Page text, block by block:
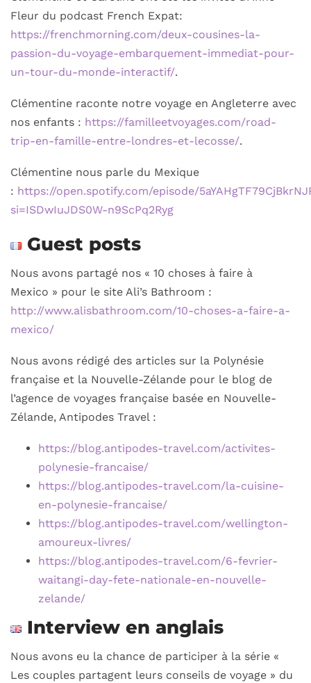
Fleur du podcast French Expat:
https://frenchmorning.com/deux-cousines-la-
passion-du-voyage-embarquement-immediat-pour-
un-tour-du-monde-interactif/.
Clémentine raconte notre voyage en Angleterre avec
nos enfants : https://familleetvoyages.com/road-
trip-en-famille-entre-londres-et-lecosse/.
Clémentine nous parle du Mexique
: https://open.spotify.com/episode/
si=ISDwIuJDS0W-n9ScPq2Ryg
Guest posts
Nous avons partagé nos « 10 choses à faire à
Mexico » pour le site Ali’s Bathroom :
http://www.alisbathroom.com/10-choses-a-faire-a-
mexico/
Nous avons rédigé des articles sur la Polynésie
française et la Nouvelle-Zélande pour le blog de
l’agence de voyages française basée en Nouvelle-
Zélande, Antipodes Travel :
https://blog.antipodes-travel.com/activites-
polynesie-francaise/
https://blog.antipodes-travel.com/la-cuisine-
en-polynesie-francaise/
https://blog.antipodes-travel.com/wellington-
amoureux-livres/
https://blog.antipodes-travel.com/6-fevrier-
waitangi-day-fete-nationale-en-nouvelle-
zelande/
Interview en anglais
Nous avons eu la chance de participer à la série «
Les couples partagent leurs conseils de voyage » du